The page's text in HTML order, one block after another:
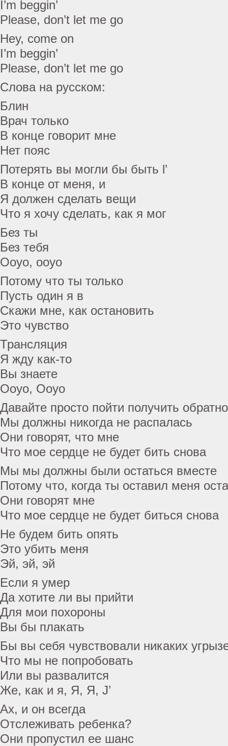
I’m beggin’
Please, don’t let me go
Hey, come on
I’m beggin’
Please, don’t let me go
Слова на русском:
Блин
Врач только
В конце говорит мне
Нет пояс
Потерять вы могли бы быть l’
В конце от меня, и
Я должен сделать вещи
Что я хочу сделать, как я мог
Без ты
Без тебя
Ооуо, ооуо
Потому что ты только
Пусть один я в
Скажи мне, как остановить
Это чувство
Трансляция
Я жду как-то
Вы знаете
Ооуо, Ооуо
Давайте просто пойти получить
Мы должны никогда не распалась
Они говорят, что мне
Что мое сердце не будет бить снова
Мы мы должны были остаться вместе
Потому что, когда ты оставил меня
Они говорят мне
Что мое сердце не будет биться снова
Не будем бить опять
Это убить меня
Эй, эй, эй
Если я умер
Да хотите ли вы прийти
Для мои похороны
Вы бы плакать
Бы вы себя чувствовали никаких
Что мы не попробовать
Или вы развалится
Же, как и я, Я, Я, J’
Ах, и он всегда
Отслеживать ребенка?
Они пропустил ее шанс